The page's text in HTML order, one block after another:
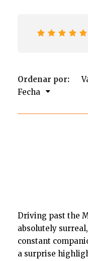
Ordenar por:
Fecha
Driving past the
absolutely
constant
a surprise